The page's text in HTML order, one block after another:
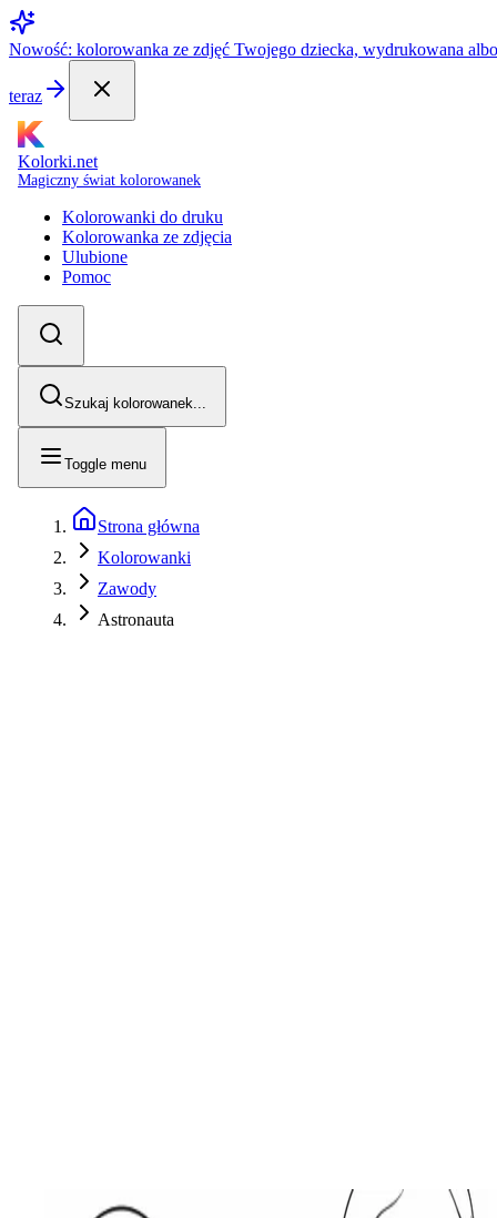
Nowość: kolorowanka ze zdjęć Twojego dziecka, wydrukowana
teraz
Kolorki.net
Magiczny świat kolorowanek
Kolorowanki do druku
Kolorowanka ze zdjęcia
Ulubione
Pomoc
Szukaj kolorowanek...
Toggle menu
Strona główna
Kolorowanki
Zawody
Astronauta